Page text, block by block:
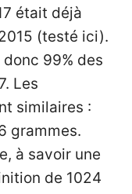
était déjà
(testé ici).
99% des
Les
similaires :
grammes.
à savoir une
de 1024